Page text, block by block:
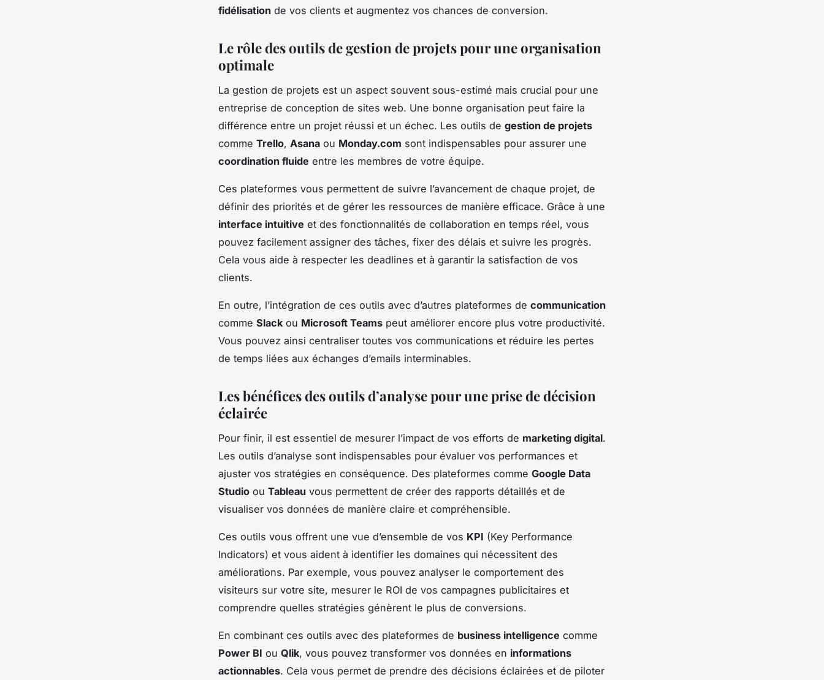
fidélisation de vos clients et augmentez vos chances de conversion.
Le rôle des outils de gestion de projets pour une organisation
optimale
La gestion de projets est un aspect souvent sous-estimé mais crucial pour une
entreprise de conception de sites web. Une bonne organisation peut faire la
différence entre un projet réussi et un échec. Les outils de gestion de projets
comme Trello, Asana ou Monday.com sont indispensables pour assurer une
coordination fluide entre les membres de votre équipe.
Ces plateformes vous permettent de suivre l’avancement de chaque projet, de
définir des priorités et de gérer les ressources de manière efficace. Grâce à une
interface intuitive et des fonctionnalités de collaboration en temps réel, vous
pouvez facilement assigner des tâches, fixer des délais et suivre les progrès.
Cela vous aide à respecter les deadlines et à garantir la satisfaction de vos
clients.
En outre, l’intégration de ces outils avec d’autres plateformes de communication
comme Slack ou Microsoft Teams peut améliorer encore plus votre productivité.
Vous pouvez ainsi centraliser toutes vos communications et réduire les pertes
de temps liées aux échanges d’emails interminables.
Les bénéfices des outils d’analyse pour une prise de décision
éclairée
Pour finir, il est essentiel de mesurer l’impact de vos efforts de marketing digital.
Les outils d’analyse sont indispensables pour évaluer vos performances et
ajuster vos stratégies en conséquence. Des plateformes comme Google Data
Studio ou Tableau vous permettent de créer des rapports détaillés et de
visualiser vos données de manière claire et compréhensible.
Ces outils vous offrent une vue d’ensemble de vos KPI (Key Performance
Indicators) et vous aident à identifier les domaines qui nécessitent des
améliorations. Par exemple, vous pouvez analyser le comportement des
visiteurs sur votre site, mesurer le ROI de vos campagnes publicitaires et
comprendre quelles stratégies génèrent le plus de conversions.
En combinant ces outils avec des plateformes de business intelligence comme
Power BI ou Qlik, vous pouvez transformer vos données en informations
actionnables. Cela vous permet de prendre des décisions éclairées et de piloter